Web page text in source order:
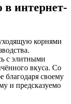
в интернет-
корнями
с элитными
вкуса. Со
благодаря своему
и предсказуемо